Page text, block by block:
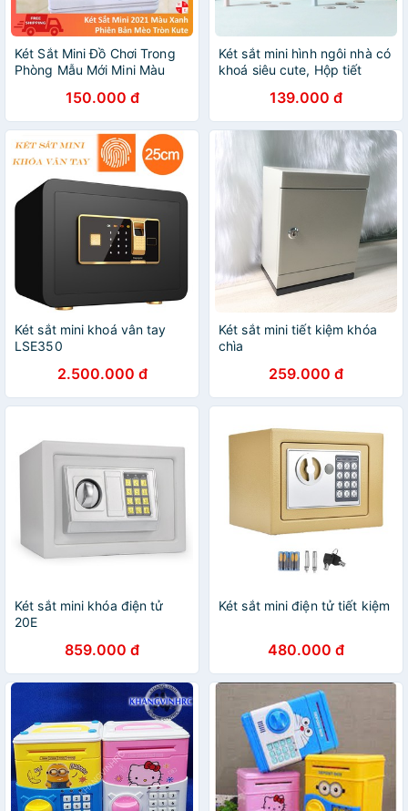
Két Sắt Mini Đồ Chơi Trong
Phòng Mẫu Mới Mini Màu
150.000 đ
Két sắt mini hình ngôi nhà có
khoá siêu cute, Hộp tiết
139.000 đ
Két sắt mini khoá vân tay
LSE350
2.500.000 đ
Két sắt mini tiết kiệm khóa
chìa
259.000 đ
Két sắt mini khóa điện tử
20E
859.000 đ
Két sắt mini điện tử tiết kiệm
480.000 đ